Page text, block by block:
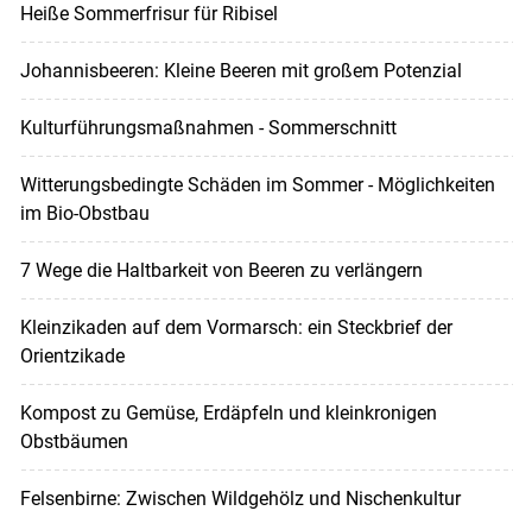
Heiße Sommerfrisur für Ribisel
Johannisbeeren: Kleine Beeren mit großem Potenzial
Kulturführungsmaßnahmen - Sommerschnitt
Witterungsbedingte Schäden im Sommer - Möglichkeiten
im Bio-Obstbau
7 Wege die Haltbarkeit von Beeren zu verlängern
Kleinzikaden auf dem Vormarsch: ein Steckbrief der
Orientzikade
Kompost zu Gemüse, Erdäpfeln und kleinkronigen
Obstbäumen
Felsenbirne: Zwischen Wildgehölz und Nischenkultur